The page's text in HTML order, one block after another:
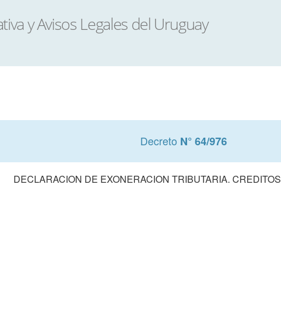
Decreto N° 64/976
DECLARACION DE EXONERACION TRIBUTARIA.